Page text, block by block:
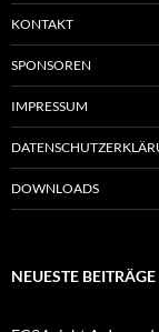
KONTAKT
SPONSOREN
IMPRESSUM
DOWNLOADS
NEUESTE BEITRÄGE